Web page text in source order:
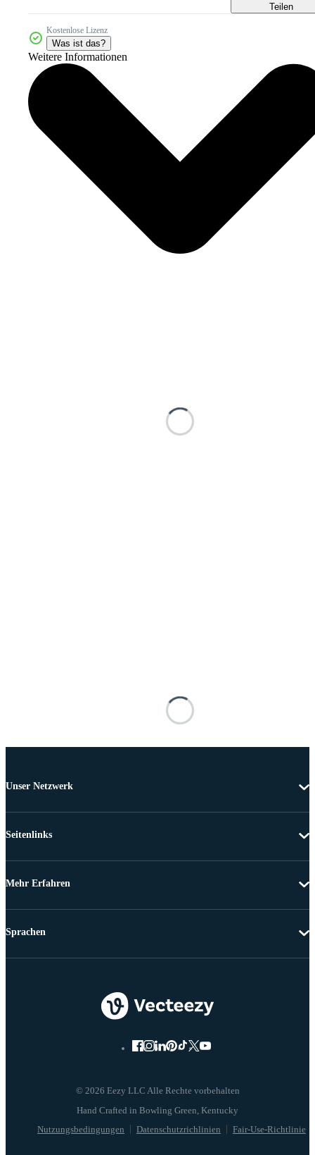
Teilen
Kostenlose Lizenz
Was ist das?
Weitere Informationen
Unser Netzwerk
Seitenlinks
Mehr Erfahren
© 2026 Eezy LLC Alle Rechte vorbehalten
Nutzungsbedingungen Datenschutzrichlinien Fair-Use-Richtlinie
Sprachen